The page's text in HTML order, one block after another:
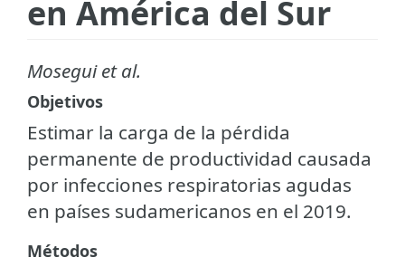
en América del Sur
Mosegui et al.
Objetivos
Estimar la carga de la pérdida
permanente de productividad causada
por infecciones respiratorias agudas
en países sudamericanos en el 2019.
Métodos